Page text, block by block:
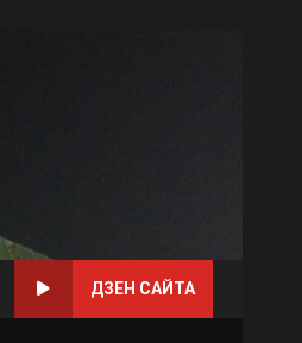
ДЗЕН САЙТА